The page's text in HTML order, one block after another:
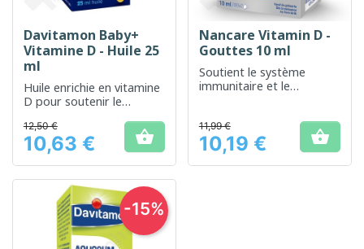
Davitamon Baby+
Vitamine D - Huile 25
ml
Huile enrichie en vitamine
D pour soutenir le
chez les bébés
Prix
12,50 €
10,63 € 
Nancare Vitamin D -
Gouttes 10 ml
Soutient le système
immunitaire et le
Prix
11,99 €
10,19 € 
-15%